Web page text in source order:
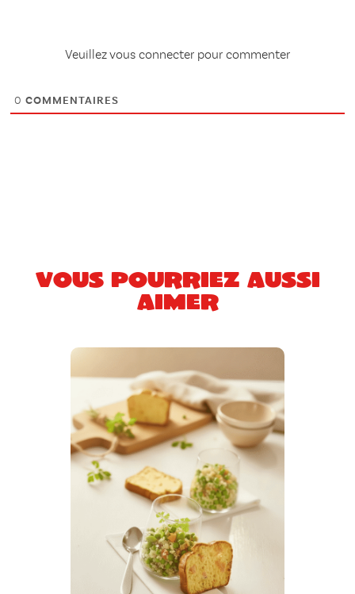
Veuillez vous connecter pour commenter
0 COMMENTAIRES
Vous pourriez aussi
aimer